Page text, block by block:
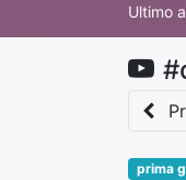
Ultimo
prima